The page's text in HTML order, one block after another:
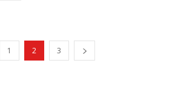
1 2 3